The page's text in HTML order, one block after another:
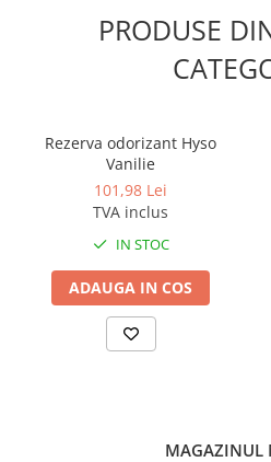
PRODUSE
Rezerva odorizant Hyso
Vanilie
101,98 Lei
TVA inclus
IN STOC
ADAUGA IN COS
MAGAZINUL